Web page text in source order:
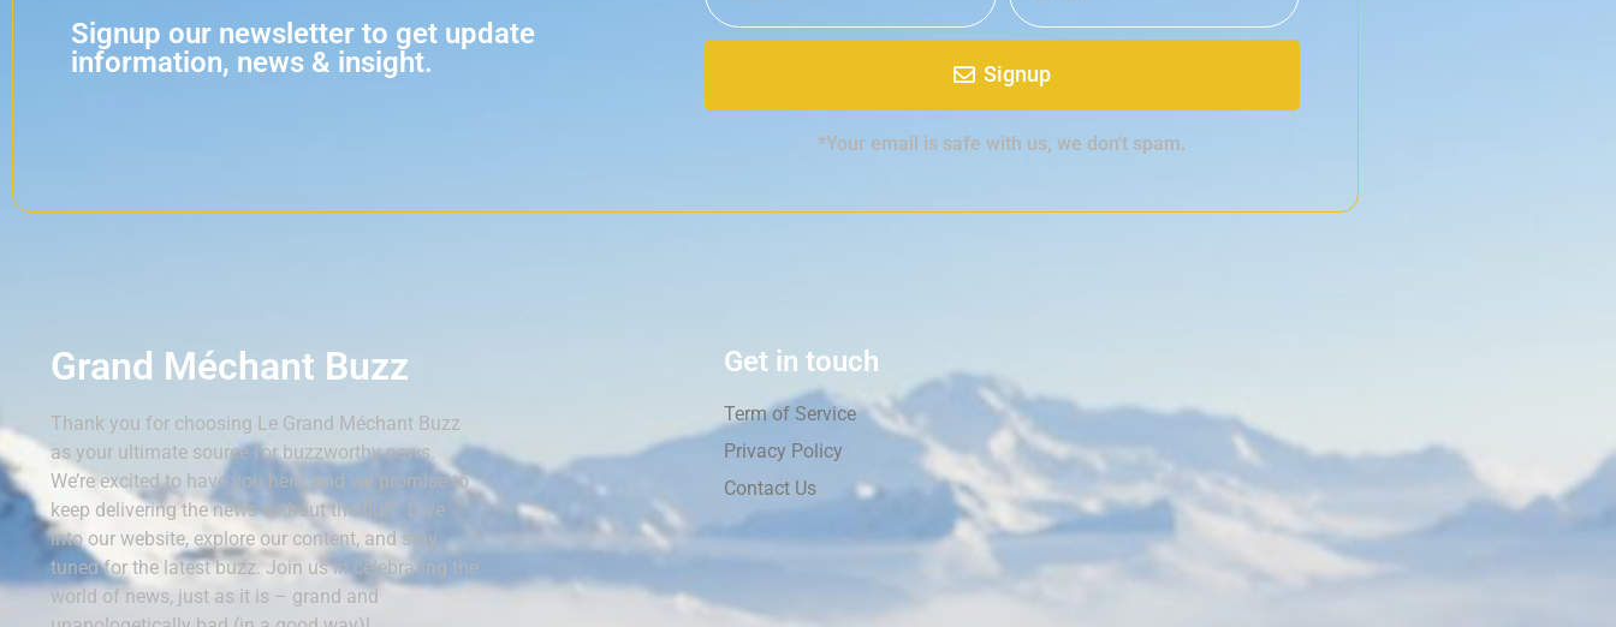
Signup our newsletter to get update
information, news & insight.
Signup
*Your email is safe with us, we don't spam.
Grand Méchant Buzz
Thank you for choosing Le Grand Méchant Buzz
as your ultimate source for buzzworthy news.
We’re excited to have you here, and we promise to
keep delivering the news without the fluff. Dive
into our website, explore our content, and stay
tuned for the latest buzz. Join us in celebrating the
world of news, just as it is – grand and
Get in touch
Term of Service
Privacy Policy
Contact Us